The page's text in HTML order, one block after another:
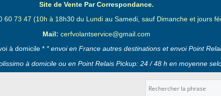
Site de Vente Par Correspondance.
60 73 47 (10h à 18h30 du Lundi au Samedi, sauf Dimanche et jours
Mail: cerfvolantservice@gmail.com
à domicile * * envoi en France autres destinations et envoi Point
à domicile ou en Point Relais Pickup: 24 / 48 h en moyenne